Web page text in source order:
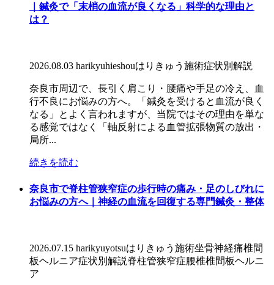
｜鍼灸で「末梢の血流が良くなる」科学的な理由と
は？
2026.08.03 harikyuhieshouはりきゅう施術症状別解説
奈良市周辺で、長引く肩こり・腰痛や手足の冷え、血
行不良にお悩みの方へ。「鍼灸を受けると血流が良く
なる」とよく言われますが、当院ではその理由を単な
る感覚ではなく「軸反射による血管拡張物質の放出・
局所...
続きを読む
奈良市で脊柱管狭窄症の歩行時の痛み・足のしびれに
お悩みの方へ｜神経の血流を回復する専門鍼灸・整体
2026.07.15 harikyuyotsuはりきゅう施術坐骨神経痛椎間
板ヘルニア症状別解説脊柱管狭窄症腰椎椎間板ヘルニ
ア